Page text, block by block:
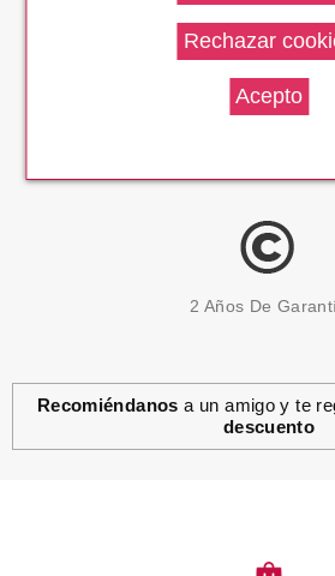
14 Días
2 Años De
Recomiéndanos a un amigo y te
descuento